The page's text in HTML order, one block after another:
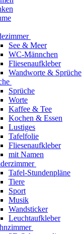
See & Meer
WC-Männchen
Fliesenaufkleber
Wandworte & Sprüche
Sprüche
Worte
Kaffee & Tee
Kochen & Essen
Lustiges
Tafelfolie
Fliesenaufkleber
mit Namen
Tafel-Stundenpläne
Tiere
Sport
Musik
Wandsticker
Leuchtaufkleber